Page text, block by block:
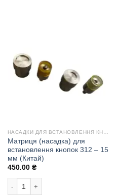
НАСАДКИ ДЛЯ ВСТАНОВЛЕННЯ КНОПОК
Матриця (насадка) для
встановлення кнопок 312 – 15
мм (Китай)
450.00 ₴